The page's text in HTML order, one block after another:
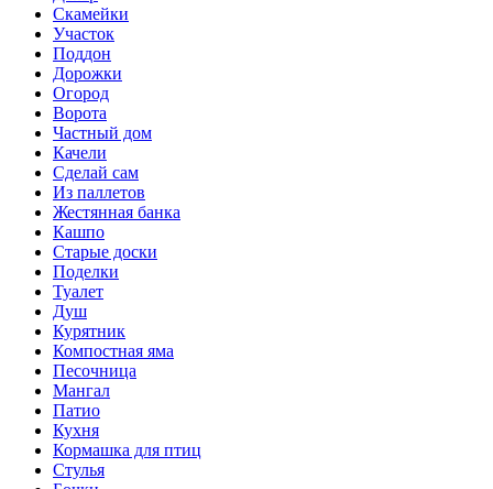
Скамейки
Участок
Поддон
Дорожки
Огород
Ворота
Частный дом
Качели
Сделай сам
Из паллетов
Жестянная банка
Кашпо
Старые доски
Поделки
Туалет
Душ
Курятник
Компостная яма
Песочница
Мангал
Патио
Кухня
Кормашка для птиц
Стулья